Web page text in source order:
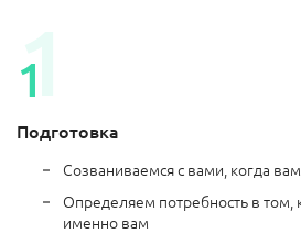
Подготовка
Созваниваемся с вами, когда
Определяем потребность в том,
именно вам